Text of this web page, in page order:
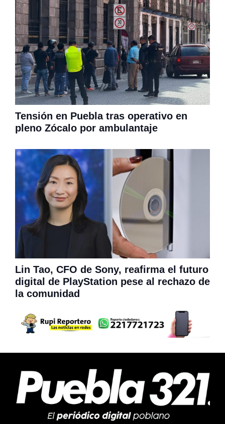
Tensión en Puebla tras operativo en
pleno Zócalo por ambulantaje
Lin Tao, CFO de Sony, reafirma el futuro
digital de PlayStation pese al rechazo de
la comunidad